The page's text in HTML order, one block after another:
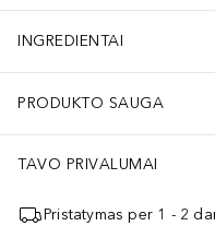
INGREDIENTAI
PRODUKTO SAUGA
TAVO PRIVALUMAI
Pristatymas per 1 - 2